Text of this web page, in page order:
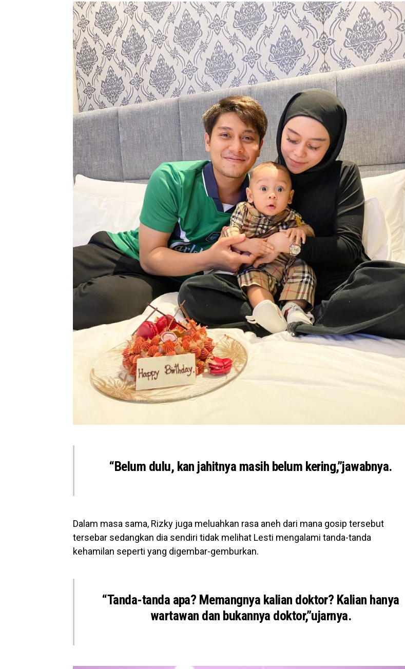
“Belum dulu, kan jahitnya masih belum kering,”jawabnya.
Dalam masa sama, Rizky juga meluahkan rasa aneh dari mana gosip tersebut
tersebar sedangkan dia sendiri tidak melihat Lesti mengalami tanda-tanda
kehamilan seperti yang digembar-gemburkan.
“Tanda-tanda apa? Memangnya kalian doktor? Kalian hanya
wartawan dan bukannya doktor,”ujarnya.